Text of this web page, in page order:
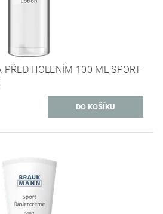
PŘED HOLENÍM 100 ML SPORT